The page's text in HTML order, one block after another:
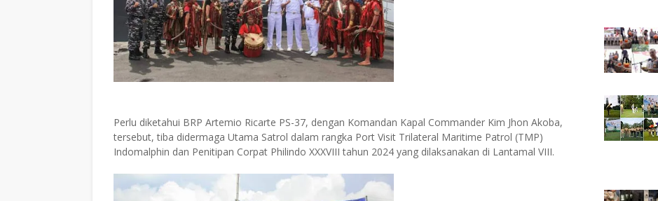
Perlu diketahui BRP Artemio Ricarte PS-37, dengan Komandan Kapal Commander Kim Jhon Akoba,
tersebut, tiba didermaga Utama Satrol dalam rangka Port Visit Trilateral Maritime Patrol (TMP)
Indomalphin dan Penitipan Corpat Philindo XXXVIII tahun 2024 yang dilaksanakan di Lantamal VIII.